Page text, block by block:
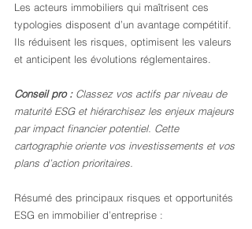
Les acteurs immobiliers qui maîtrisent ces
typologies disposent d’un avantage compétitif.
Ils réduisent les risques, optimisent les valeurs
et anticipent les évolutions réglementaires.
Conseil pro : Classez vos actifs par niveau de
maturité ESG et hiérarchisez les enjeux majeurs
par impact financier potentiel. Cette
cartographie oriente vos investissements et vos
plans d’action prioritaires.
Résumé des principaux risques et opportunités
ESG en immobilier d’entreprise :